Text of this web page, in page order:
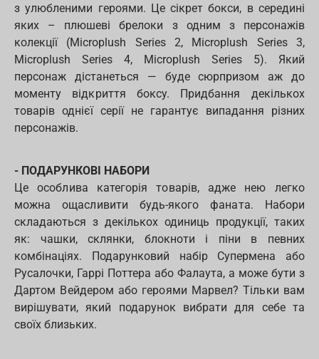
з улюбленими героями. Це сікрет бокси, в середині
яких – плюшеві брелоки з одним з персонажів
колекції (Microplush Series 2, Microplush Series 3,
Microplush Series 4, Microplush Series 5). Який
персонаж дістанеться — буде сюрпризом аж до
моменту відкриття боксу. Придбання декількох
товарів однієї серії не гарантує випадання різних
персонажів.
- ПОДАРУНКОВІ НАБОРИ
Це особлива категорія товарів, адже нею легко
можна ощасливити будь-якого фаната. Набори
складаються з декількох одиниць продукції, таких
як: чашки, склянки, блокноти і піни в певних
комбінаціях. Подарунковий набір Супермена або
Русалочки, Гаррі Поттера або Фалаута, а може бути з
Дартом Вейдером або героями Марвел? Тільки вам
вирішувати, який подарунок вибрати для себе та
своїх близьких.